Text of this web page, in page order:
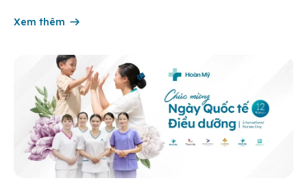
Xem thêm